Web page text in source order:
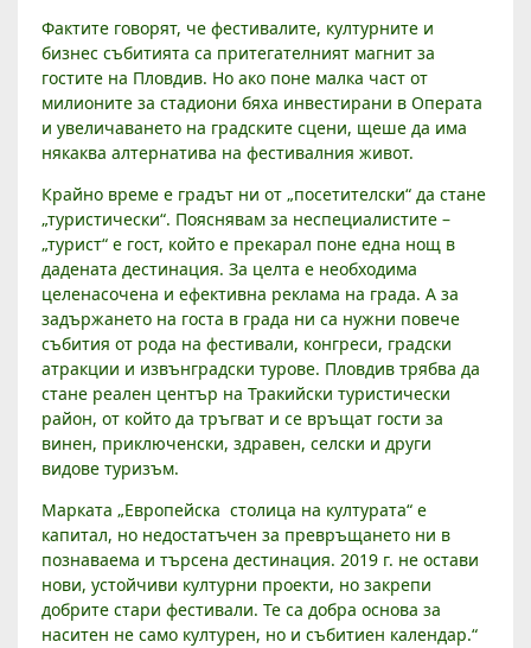
Фактите говорят, че фестивалите, културните и
бизнес събитията са притегателният магнит за
гостите на Пловдив. Но ако поне малка част от
милионите за стадиони бяха инвестирани в Операта
и увеличаването на градските сцени, щеше да има
някаква алтернатива на фестивалния живот.
Крайно време е градът ни от „посетителски“ да стане
„туристически“. Пояснявам за неспециалистите –
„турист“ е гост, който е прекарал поне една нощ в
дадената дестинация. За целта е необходима
целенасочена и ефективна реклама на града. А за
задържането на госта в града ни са нужни повече
събития от рода на фестивали, конгреси, градски
атракции и извънградски турове. Пловдив трябва да
стане реален център на Тракийски туристически
район, от който да тръгват и се връщат гости за
винен, приключенски, здравен, селски и други
видове туризъм.
Марката „Европейска столица на културата“ е
капитал, но недостатъчен за превръщането ни в
познаваема и търсена дестинация. 2019 г. не остави
нови, устойчиви културни проекти, но закрепи
добрите стари фестивали. Те са добра основа за
наситен не само културен, но и събитиен календар.“